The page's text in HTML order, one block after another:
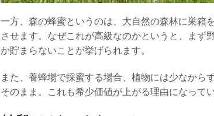
一方、森の蜂蜜というのは、大自然の森林に巣箱
させます。なぜこれが高級なのかというと、ま
か貯まらないことが挙げられます。
また、養蜂場で採蜜する場合、植物には少なか
そのまま。これも希少価値が上がる理由になってい